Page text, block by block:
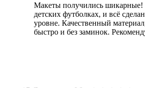
Макеты получились шикарные!
детских футболках, и всё
уровне. Качественный
быстро и без заминок.